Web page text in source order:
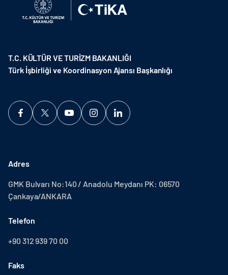
T.C. KÜLTÜR VE TURİZM BAKANLIĞI
Türk İşbirliği ve Koordinasyon Ajansı Başkanlığı
Adres
GMK Bulvarı No:140 / Anadolu Meydanı PK: 06570
Çankaya/ANKARA
Telefon
+90 312 939 70 00
Faks